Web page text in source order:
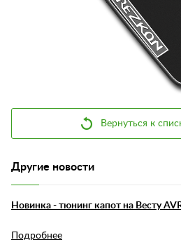
Вернуться к
Другие новости
Новинка - тюнинг капот на Весту
Подробнее